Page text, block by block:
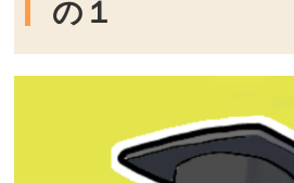
の１